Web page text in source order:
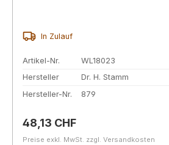
In Zulauf
Artikel-Nr.
WL18023
Hersteller
Dr. H. Stamm
Hersteller-Nr.
879
Regulärer Preis:
48,13 CHF
Preise exkl. MwSt. zzgl. Versandkosten